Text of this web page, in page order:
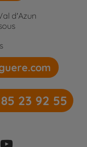
d'Azun
23 92 55